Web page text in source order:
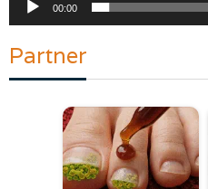
00:00
Partner